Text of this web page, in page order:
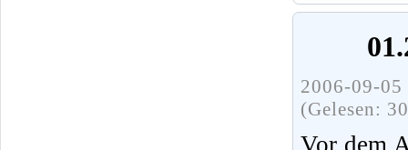
2006-09-
(Gelesen:
Vor dem